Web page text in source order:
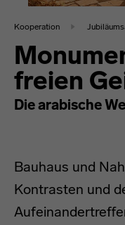
Kooperation
freien
Die arabische
Bauhaus und
Kontrasten und